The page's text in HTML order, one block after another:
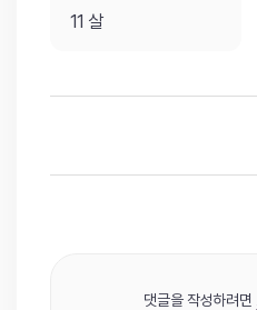
11 살
댓글을 작성하려면